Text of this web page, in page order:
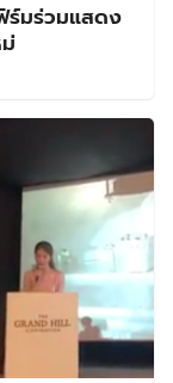
ร์มร่วมแสดง